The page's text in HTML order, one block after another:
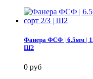
Фанера ФСФ | 6.5мм |
Ш2
0 руб